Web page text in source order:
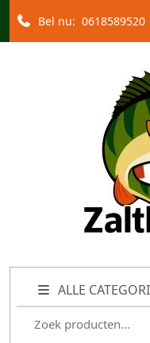
Bel nu: 0618589520
ALLE